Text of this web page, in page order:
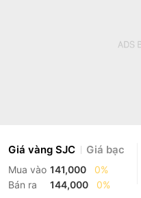
Giá vàng SJC Giá bạc
Mua vào 141,000
0%
Bán ra
144,000 0%